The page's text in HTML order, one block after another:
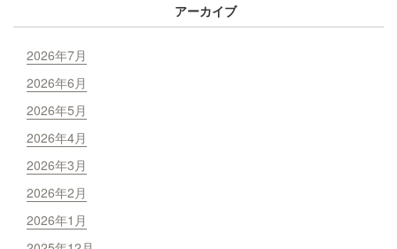
アーカイブ
2026年7月
2026年6月
2026年5月
2026年4月
2026年3月
2026年2月
2026年1月